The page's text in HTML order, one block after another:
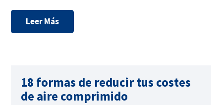
Leer Más
18 formas de reducir tus costes
de aire comprimido